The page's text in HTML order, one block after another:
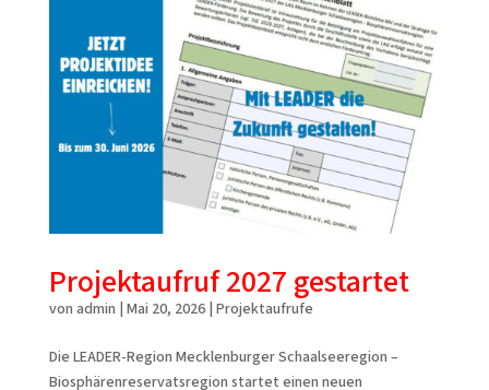
Projektaufruf 2027 gestartet
von admin | Mai 20, 2026| Projektaufrufe
Die LEADER-Region Mecklenburger Schaalseeregion –
Biosphärenreservatsregion startet einen neuen